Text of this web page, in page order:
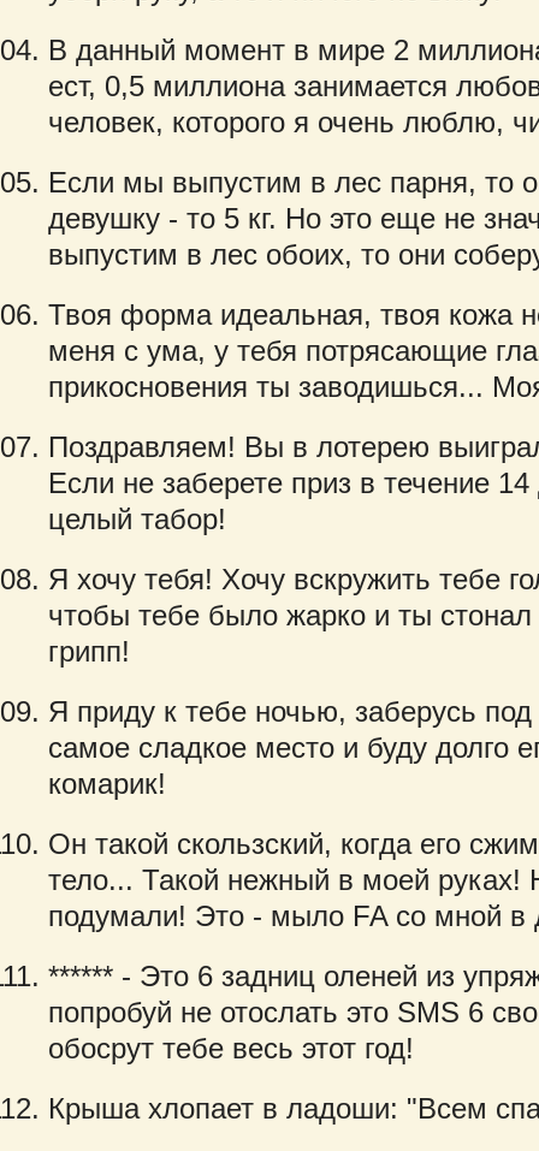
В данный момент в мире 2
ест, 0,5 миллиона занимается
человек, которого я очень люблю,
Если мы выпустим в лес парня, то
девушку - то 5 кг. Но это еще не
выпустим в лес обоих, то они
Твоя форма идеальная, твоя кожа
меня с ума, у тебя потрясающие
прикосновения ты заводишься...
Поздравляем! Вы в лотерею
Если не заберете приз в течение
целый табор!
Я хочу тебя! Хочу вскружить тебе
чтобы тебе было жарко и ты
грипп!
Я приду к тебе ночью, заберусь
самое сладкое место и буду долго
комарик!
Он такой скользский, когда его
тело... Такой нежный в моей руках!
подумали! Это - мыло FA со мной в
****** - Это 6 задниц оленей из
попробуй не отослать это SMS 6
обосрут тебе весь этот год!
Крыша хлопает в ладоши: "Всем